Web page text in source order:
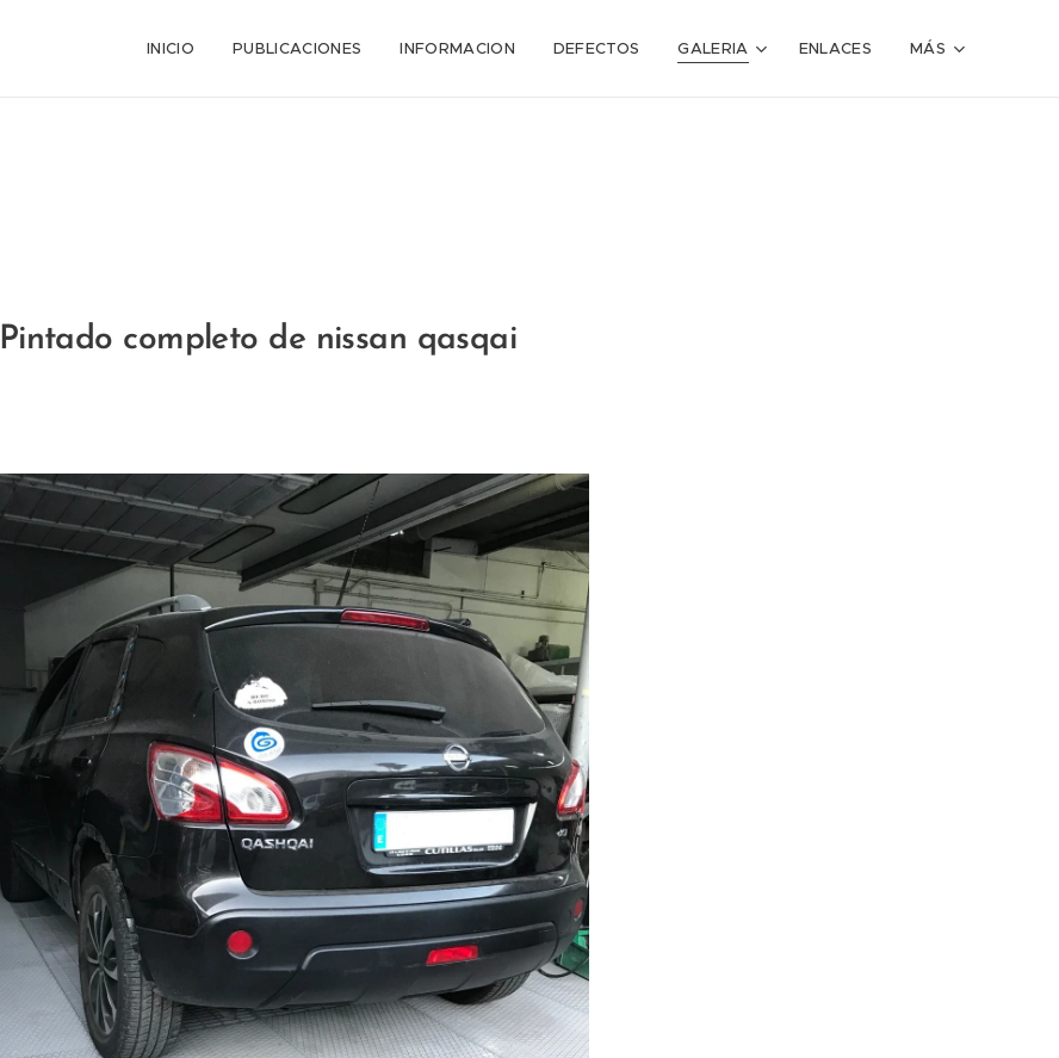
INICIO PUBLICACIONES INFORMACION DEFECTOS GALERIA ENLACES MÁS
Pintado completo de nissan qasqai